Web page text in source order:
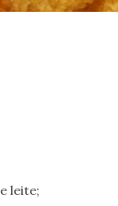
leite;